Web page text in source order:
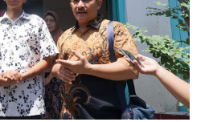
jika Pemprov serius
ke tingkat desa,maka saya
sekali," ucap pria yang
tersebut. Apalagi menyambut
sudah mengerti kalau ada